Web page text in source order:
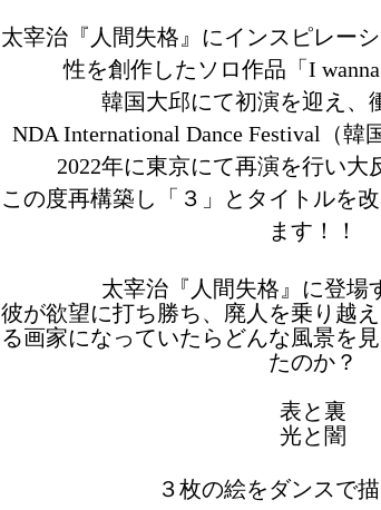
太宰治『人間失格』にインスピレー
性を創作したソロ作品「I wanna
韓国大邱にて初演を迎え、
NDA International Dance Festival（韓
2022年に東京にて再演を行い大
この度再構築し「３」とタイトルを
ます！！
太宰治『人間失格』に登場
彼が欲望に打ち勝ち、廃人を乗り越
る画家になっていたらどんな風景を
たのか？
表と裏
​光と闇
３枚の絵をダンスで描